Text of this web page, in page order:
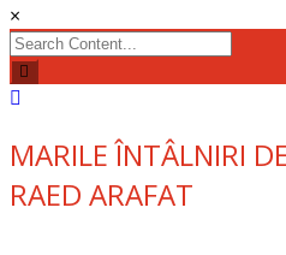
×
Search
for:
MARILE ÎNTÂLNIRI
RAED ARAFAT